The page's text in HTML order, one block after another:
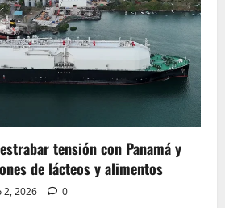
tensión con Panamá y
de lácteos y alimentos
2, 2026 0